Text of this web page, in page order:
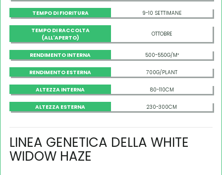
TEMPO DI FIORITURA 9-10 SETTIMANE
TEMPO DI RACCOLTA
(ALL'APERTO)
OTTOBRE
RENDIMENTO INTERNA 500-550G/M²
RENDIMENTO ESTERNA 700G/PLANT
ALTEZZA INTERNA 80-110CM
ALTEZZA ESTERNA 230-300CM
LINEA GENETICA DELLA WHITE
WIDOW HAZE